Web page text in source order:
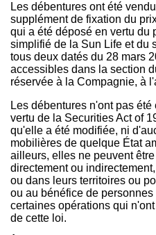
Les débentures ont été
supplément de fixation du
qui a été déposé en vertu du
simplifié de la Sun Life et du
tous deux datés du 28 mars
accessibles dans la section
réservée à la Compagnie, à
Les débentures n'ont pas
vertu de la Securities Act of
qu'elle a été modifiée, ni
mobilières de quelque État
ailleurs, elles ne peuvent
directement ou
ou dans leurs territoires ou
ou au bénéfice de
certaines opérations qui
de cette loi.